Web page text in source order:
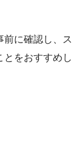
前に確認し、ス
とをおすすめし